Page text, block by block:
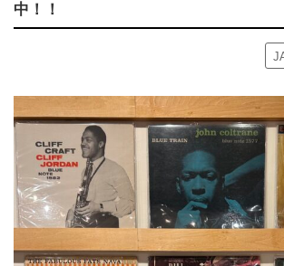
中！！